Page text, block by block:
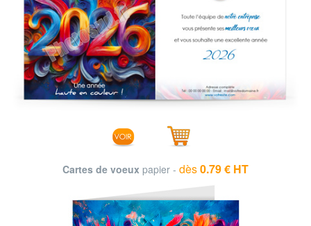
Cartes de voeux papier - dès0.79 € HT